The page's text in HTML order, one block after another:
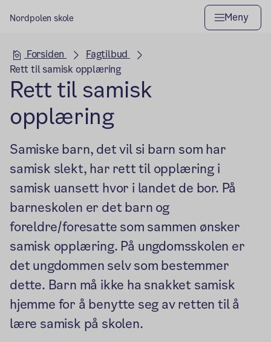
Nordpolen skole Meny
Hovedseksjon
Forsiden
Fagtilbud
Rett til samisk opplæring
Rett til samisk
opplæring
Samiske barn, det vil si barn som har
samisk slekt, har rett til opplæring i
samisk uansett hvor i landet de bor. På
barneskolen er det barn og
foreldre/foresatte som sammen ønsker
samisk opplæring. På ungdomsskolen er
det ungdommen selv som bestemmer
dette. Barn må ikke ha snakket samisk
hjemme for å benytte seg av retten til å
lære samisk på skolen.